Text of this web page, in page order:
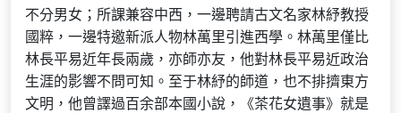
不分男女；所課兼容中西，一邊聘請古文名家林紓教授
國粹，一邊特邀新派人物林萬里引進西學。林萬里僅比
林長平易近年長兩歲，亦師亦友，他對林長平易近政治
生涯的影響不問可知。至于林紓的師道，也不排擠東方
文明，他曾譯過百余部本國小說，《茶花女遺事》就是